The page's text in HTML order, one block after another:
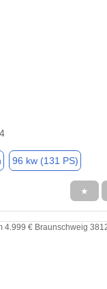
96 kw (131 PS)
★